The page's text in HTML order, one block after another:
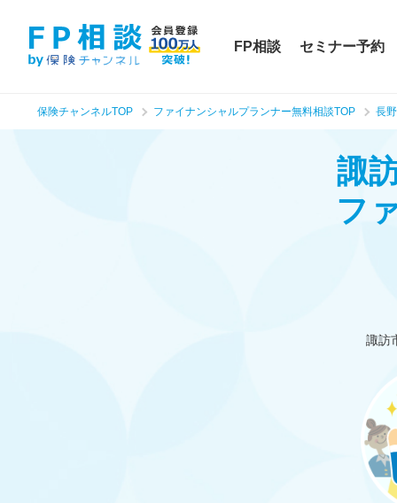
FP相談 セミナー予約
保険チャンネルTOP ファイナンシャルプランナー無料相談TOP 長
諏
フ
諏訪